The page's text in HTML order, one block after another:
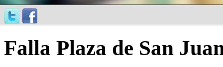
Falla Plaza de San